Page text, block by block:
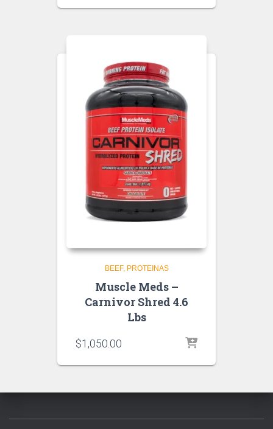
BEEF PROTEINAS
Muscle Meds –
Carnivor Shred 4.6
Lbs
$1,050.00